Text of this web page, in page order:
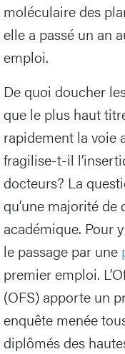
moléculaire des
elle a passé un an
emploi.
De quoi doucher
que le plus haut
rapidement la voie
fragilise-t-il
docteurs? La
qu’une majorité de
académique. Pour
le passage par une
premier emploi.
(OFS) apporte un
enquête menée
diplômés des